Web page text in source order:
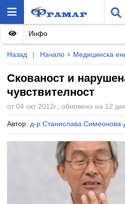
Назад | Начало Медицинска
Скованост и
чувствителност
от 04 окт 2012г., обновено на 12
Автор: д-р Станислава
Инфо